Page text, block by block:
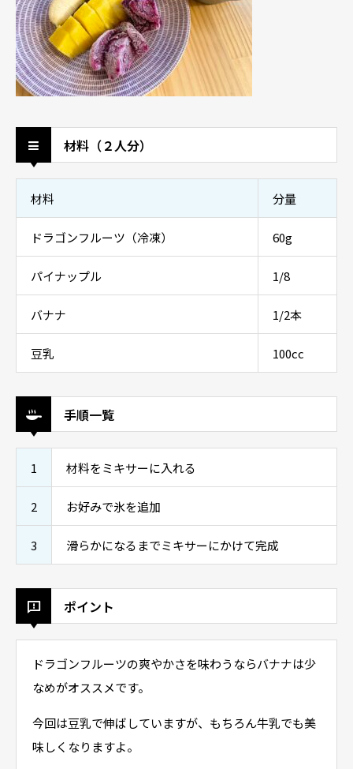
材料（２人分）
材料 分量
ドラゴンフルーツ（冷凍） 60g
パイナップル 1/8
バナナ 1/2本
豆乳 100cc
手順一覧
1 材料をミキサーに入れる
2 お好みで氷を追加
3 滑らかになるまでミキサーにかけて完成
ポイント
ドラゴンフルーツの爽やかさを味わうならバナナは少
なめがオススメです。
今回は豆乳で伸ばしていますが、もちろん牛乳でも美
味しくなりますよ。